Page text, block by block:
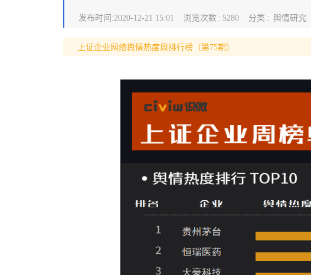
发布时间 :2020-12-21 15:01 浏览次数 : 5280 分类 : 舆情研究
上证企业网络舆情热度周排行榜（第75期）